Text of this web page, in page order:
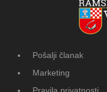
Pošalji članak
Marketing